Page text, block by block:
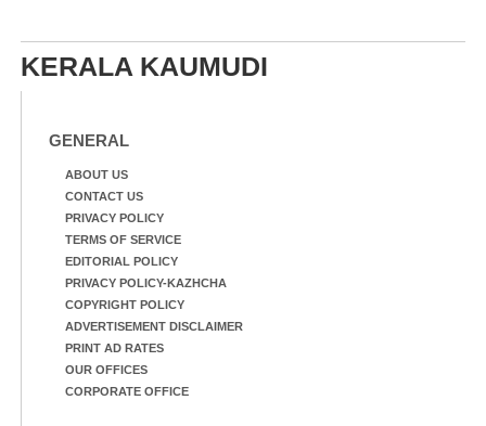
KERALA KAUMUDI
GENERAL
ABOUT US
CONTACT US
PRIVACY POLICY
TERMS OF SERVICE
EDITORIAL POLICY
PRIVACY POLICY-KAZHCHA
COPYRIGHT POLICY
ADVERTISEMENT DISCLAIMER
PRINT AD RATES
OUR OFFICES
CORPORATE OFFICE